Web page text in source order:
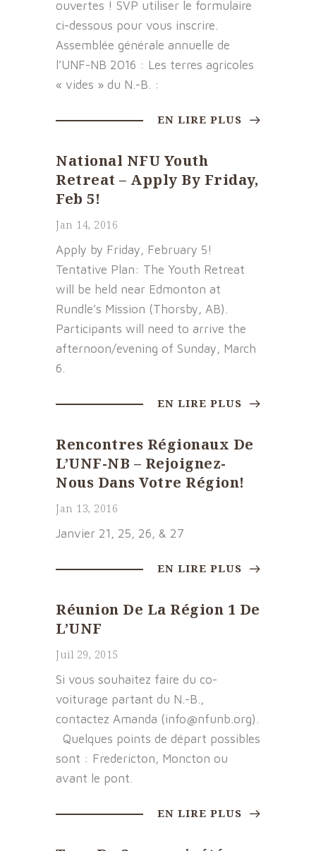
ouvertes ! SVP utiliser le formulaire
ci-dessous pour vous inscrire.
Assemblée générale annuelle de
l’UNF-NB 2016 : Les terres agricoles
« vides » du N.-B. :
EN LIRE PLUS
National NFU Youth
Retreat – Apply By Friday,
Feb 5!
Jan 14, 2016
Apply by Friday, February 5!
Tentative Plan: The Youth Retreat
will be held near Edmonton at
Rundle’s Mission (Thorsby, AB).
Participants will need to arrive the
afternoon/evening of Sunday, March
6.
EN LIRE PLUS
Rencontres Régionaux De
L’UNF-NB – Rejoignez-
Nous Dans Votre Région!
Jan 13, 2016
Janvier 21, 25, 26, & 27
EN LIRE PLUS
Réunion De La Région 1 De
L’UNF
Juil 29, 2015
Si vous souhaitez faire du co-
voiturage partant du N.-B.,
contactez Amanda (info@nfunb.org).
Quelques points de départ possibles
sont : Fredericton, Moncton ou
avant le pont.
EN LIRE PLUS